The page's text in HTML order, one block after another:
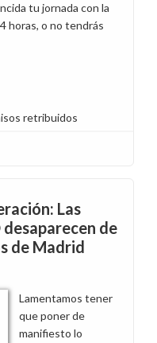
tu jornada con la
horas, o no tendrás
retribuidos
Las
de
de Madrid
Lamentamos tener
que poner de
manifiesto lo